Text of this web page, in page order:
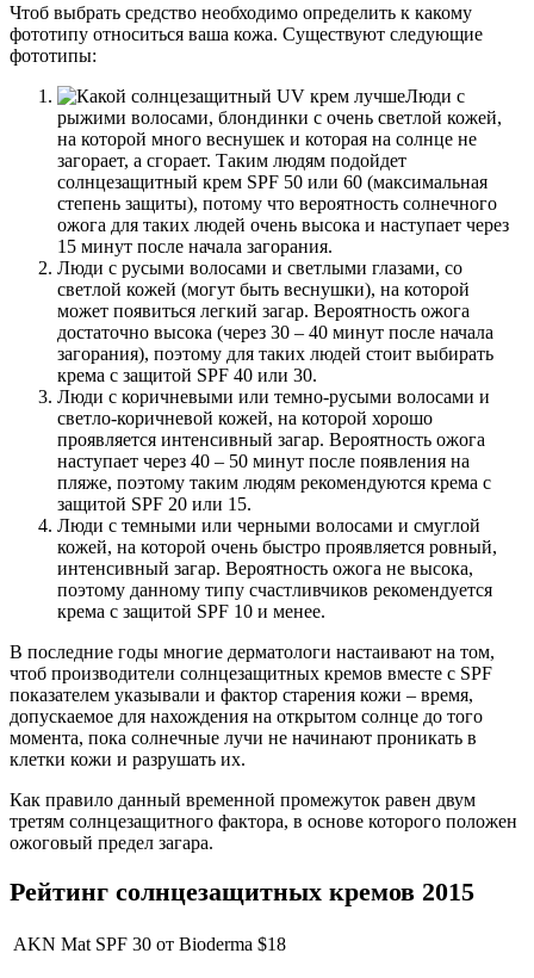
Чтоб выбрать средство необходимо определить к какому
фототипу относиться ваша кожа. Существуют следующие
фототипы:
Люди с
рыжими волосами, блондинки с очень светлой кожей,
на которой много веснушек и которая на солнце не
загорает, а сгорает. Таким людям подойдет
солнцезащитный крем SPF 50 или 60 (максимальная
степень защиты), потому что вероятность солнечного
ожога для таких людей очень высока и наступает через
15 минут после начала загорания.
Люди с русыми волосами и светлыми глазами, со
светлой кожей (могут быть веснушки), на которой
может появиться легкий загар. Вероятность ожога
достаточно высока (через 30 – 40 минут после начала
загорания), поэтому для таких людей стоит выбирать
крема с защитой SPF 40 или 30.
Люди с коричневыми или темно-русыми волосами и
светло-коричневой кожей, на которой хорошо
проявляется интенсивный загар. Вероятность ожога
наступает через 40 – 50 минут после появления на
пляже, поэтому таким людям рекомендуются крема с
защитой SPF 20 или 15.
Люди с темными или черными волосами и смуглой
кожей, на которой очень быстро проявляется ровный,
интенсивный загар. Вероятность ожога не высока,
поэтому данному типу счастливчиков рекомендуется
крема с защитой SPF 10 и менее.
В последние годы многие дерматологи настаивают на том,
чтоб производители солнцезащитных кремов вместе с SPF
показателем указывали и фактор старения кожи – время,
допускаемое для нахождения на открытом солнце до того
момента, пока солнечные лучи не начинают проникать в
клетки кожи и разрушать их.
Как правило данный временной промежуток равен двум
третям солнцезащитного фактора, в основе которого положен
ожоговый предел загара.
Рейтинг солнцезащитных кремов 2015
AKN Mat SPF 30 от Bioderma $18